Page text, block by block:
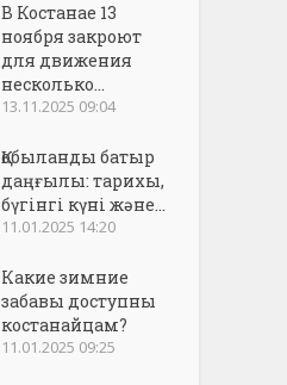
В Костанае 13
ноября закроют
для движения
несколько...
13.11.2025 09:04
Қобыланды батыр
даңғылы: тарихы,
бүгінгі күні және...
11.01.2025 14:20
Какие зимние
забавы доступны
костанайцам?
11.01.2025 09:25